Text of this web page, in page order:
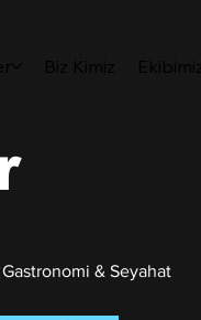
Gastronomi & Seyahat